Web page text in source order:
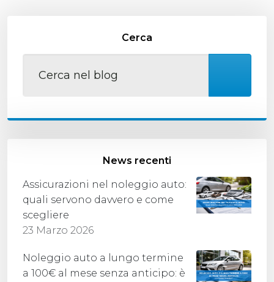
Cerca
News recenti
Assicurazioni nel noleggio auto:
quali servono davvero e come
scegliere
23 Marzo 2026
Noleggio auto a lungo termine
a 100€ al mese senza anticipo: è